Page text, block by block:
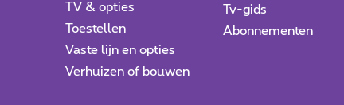
TV & opties
Toestellen
Vaste lijn en opties
Verhuizen of bouwen
Tv-gids
Abonnementen